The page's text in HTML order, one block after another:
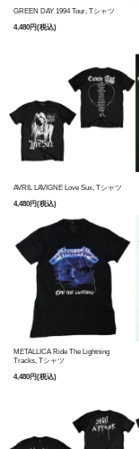
GREEN DAY 1994 Tour, Tシャツ
4,480円(税込)
AVRIL LAVIGNE Love Sux, Tシャツ
4,480円(税込)
METALLICA Ride The Lightning
Tracks, Tシャツ
4,480円(税込)